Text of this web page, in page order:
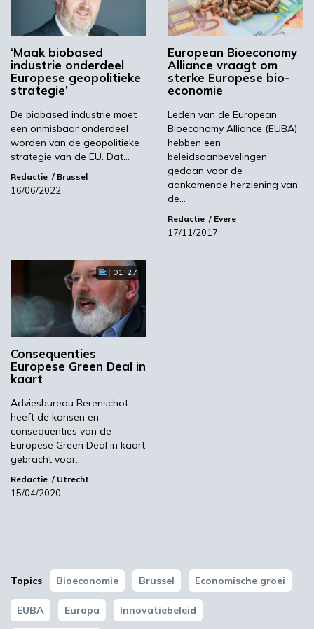
een passend financieringsniveau voor de bio-
economie worden vastgesteld, bijvoorbeeld via
het toekomstige gemeenschappelijke
landbouwbeleid en het innovatieprogramma
Horizon Europa. Verder zijn marktprikkels voor
sectoren nodig. Publiek-private
partnerschappen zoals Circulair Biobased
Europe dienen te worden gestimuleerd.
Door een holistische benadering kan de bio-
economie mogelijkheden bieden voor
duurzame groei in heel de EU, zowel in
plattelands-, kust- als stedelijke gebieden,
marginale gronden, aangetaste bodems en
verouderde infrastructuur. De alliantie roept
het Europees Parlement nu op om nieuwe
groei in de bio-economische sectoren te
ondersteunen via de Europese Bio-economie
Strategie en de Green Deal.
EUBA vertegenwoordigt 12 toonaangevende
Europese organisaties in diverse sectoren van
de bio-economie:
Bio-based Industries Consortium (BIC)
European Association of Sugar Producers
(CEFS)
Confederation of European Forest Owners
(CEPI)
Cooperatives (COPA-COGECA)
European Renewable Ethanol Producers
Association (ePURE)
‘Maak biobased
industrie onderdeel
Europese geopolitieke
strategie’
De biobased industrie moet
een onmisbaar onderdeel
worden van de geopolitieke
strategie van de EU. Dat…
Redactie Brussel
16/06/2022
European Bioeconomy
Alliance vraagt om
sterke Europese bio-
economie
Leden van de European
Bioeconomy Alliance (EUBA)
hebben een
beleidsaanbevelingen
gedaan voor de
aankomende herziening van
de…
Redactie Evere
17/11/2017
01:27
Consequenties
Europese Green Deal in
kaart
Adviesbureau Berenschot
heeft de kansen en
consequenties van de
Europese Green Deal in kaart
gebracht voor…
Redactie Utrecht
15/04/2020
Topics Bioeconomie Brussel Economische groei
EUBA Europa Innovatiebeleid